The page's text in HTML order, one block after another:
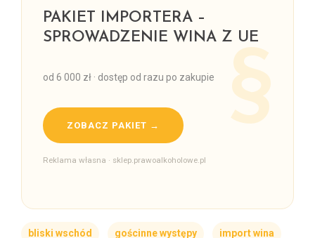
PAKIET IMPORTERA –
SPROWADZENIE WINA Z UE
od 6 000 zł · dostęp od razu po zakupie
ZOBACZ PAKIET →
Reklama własna · sklep.prawoalkoholowe.pl
bliski wschód gościnne występy import wina